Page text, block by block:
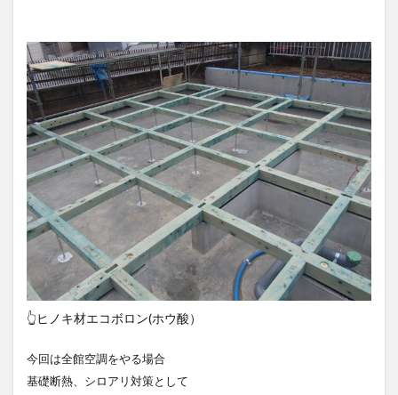
👆ヒノキ材エコボロン(ホウ酸）
今回は全館空調をやる場合
基礎断熱、シロアリ対策として